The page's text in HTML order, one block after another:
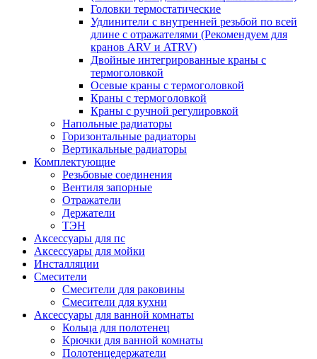
Головки термостатические
Удлинители с внутренней резьбой по всей
длине с отражателями (Рекомендуем для
кранов ARV и ATRV)
Двойные интегрированные краны с
термоголовкой
Осевые краны с термоголовкой
Краны с термоголовкой
Краны с ручной регулировкой
Напольные радиаторы
Горизонтальные радиаторы
Вертикальные радиаторы
Комплектующие
Резьбовые соединения
Вентиля запорные
Отражатели
Держатели
ТЭН
Аксессуары для пс
Аксессуары для мойки
Инсталляции
Смесители
Смесители для раковины
Смесители для кухни
Аксессуары для ванной комнаты
Кольца для полотенец
Крючки для ванной комнаты
Полотенцедержатели